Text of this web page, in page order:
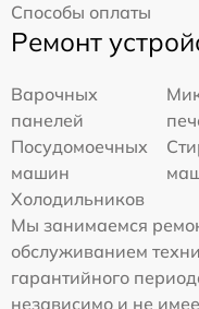
Способы оплаты
Ремонт
Варочных
панелей
Посудомоечных
машин
Холодильников
Мы занимаемся
обслуживанием
гарантийного
независимо и не